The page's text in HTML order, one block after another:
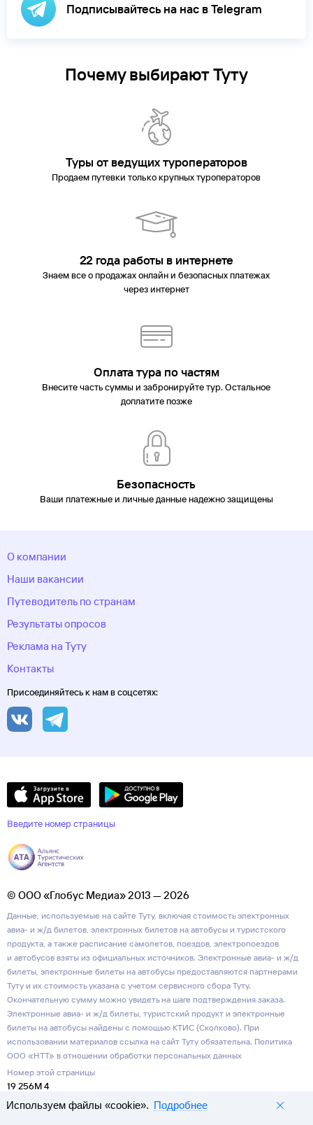
Подписывайтесь на нас в Telegram
Почему выбирают Туту
Туры от ведущих туроператоров
Продаем путевки только крупных туроператоров
22 года работы в интернете
Знаем все о продажах онлайн и безопасных платежах
через интернет
Оплата тура по частям
Внесите часть суммы и забронируйте тур. Остальное
доплатите позже
Безопасность
Ваши платежные и личные данные надежно защищены
О компании
Наши вакансии
Путеводитель по странам
Результаты опросов
Реклама на Туту
Контакты
Присоединяйтесь к нам в соцсетях:
Введите номер страницы
© ООО «Глобус Медиа» 2013 — 2026
Данные, используемые на сайте Туту, включая стоимость электронных
авиа- и ж/д билетов, электронных билетов на автобусы и туристского
продукта, а также расписание самолетов, поездов, электропоездов
и автобусов взяты из официальных источников. Электронные авиа- и ж/д
билеты, электронные билеты на автобусы предоставляются партнерами
Туту и их стоимость указана с учетом сервисного сбора Туту.
Окончательную сумму можно увидеть на шаге подтверждения заказа.
Электронные авиа- и ж/д билеты, туристский продукт и электронные
билеты на автобусы найдены с помощью КТИС (Сколково). При
использовании материалов ссылка на сайт Туту обязательна. Политика
ООО «НТТ» в отношении обработки персональных данных
Номер этой страницы
19 256M 4
Используем файлы «cookie». Подробнее